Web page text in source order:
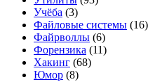
Учёба (3)
Файловые системы (16)
Файрволлы (6)
Форензика (11)
Хакинг (68)
Юмор (8)